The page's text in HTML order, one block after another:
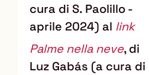
cura di S. Paolillo -
aprile 2024) al link
Palme nella neve, di
Luz Gabás (a cura di